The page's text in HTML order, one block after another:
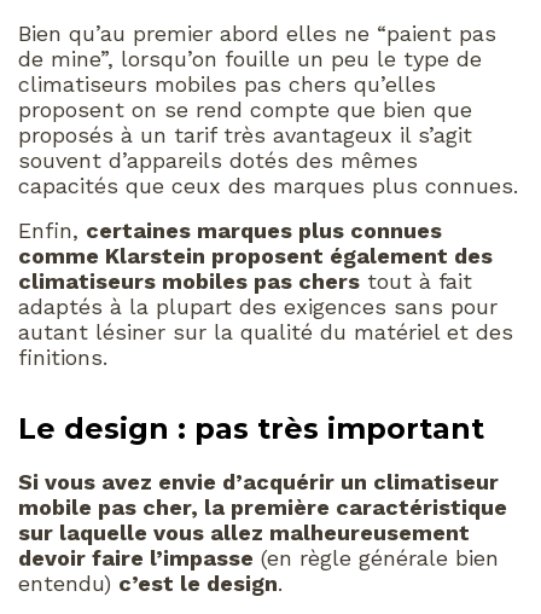
Bien qu’au premier abord elles ne “paient pas
de mine”, lorsqu’on fouille un peu le type de
climatiseurs mobiles pas chers qu’elles
proposent on se rend compte que bien que
proposés à un tarif très avantageux il s’agit
souvent d’appareils dotés des mêmes
capacités que ceux des marques plus connues.
Enfin, certaines marques plus connues
comme Klarstein proposent également des
climatiseurs mobiles pas chers tout à fait
adaptés à la plupart des exigences sans pour
autant lésiner sur la qualité du matériel et des
finitions.
Le design : pas très important
Si vous avez envie d’acquérir un climatiseur
mobile pas cher, la première caractéristique
sur laquelle vous allez malheureusement
devoir faire l’impasse (en règle générale bien
entendu) c’est le design.